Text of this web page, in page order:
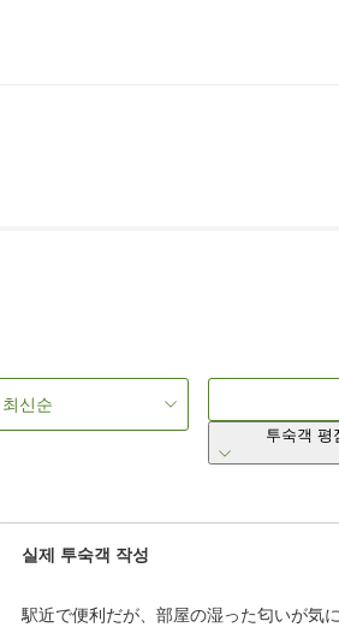
최신순
투숙객 평
실제 투숙객 작성
駅近で便利だが、部屋の湿った匂いが気